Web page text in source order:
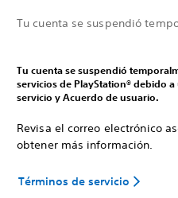
Tu cuenta se suspendió
Tu cuenta se suspendió
servicios de PlayStation® debido
servicio y Acuerdo de usuario.
Revisa el correo electrónico
obtener más información.
Términos de servicio